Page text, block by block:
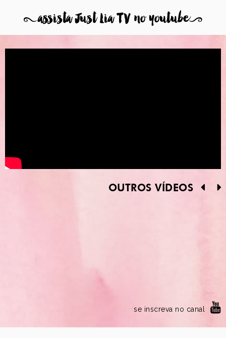
8assista Just Lia TV no youtube9
OUTROS VÍDEOS
se inscreva no canal